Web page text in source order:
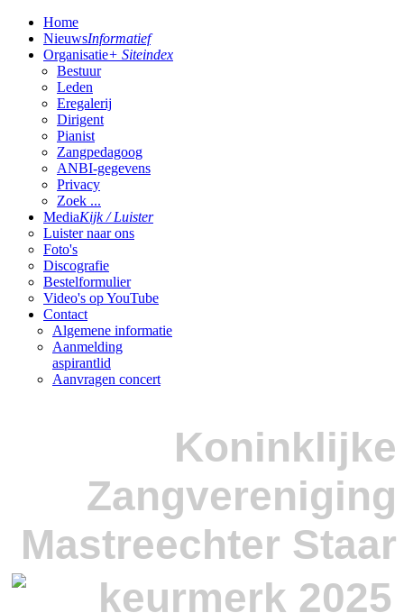
Home
NieuwsInformatief
Organisatie+ Siteindex
Bestuur
Leden
Eregalerij
Dirigent
Pianist
Zangpedagoog
ANBI-gegevens
Privacy
Zoek ...
MediaKijk / Luister
Luister naar ons
Foto's
Discografie
Bestelformulier
Video's op YouTube
Contact
Algemene informatie
Aanmelding
aspirantlid
Aanvragen concert
Koninklijke
Zangvereniging
Mastreechter Staar